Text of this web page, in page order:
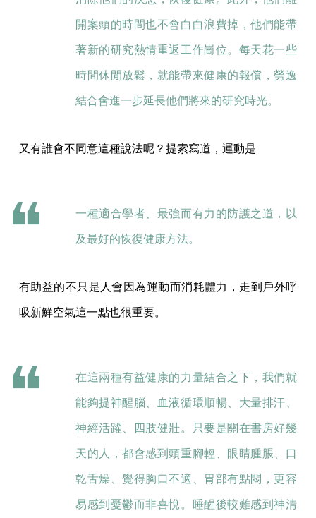
開案頭的時間也不會白白浪費掉，他們能帶
著新的研究熱情重返工作崗位。每天花一些
時間休閒放鬆，就能帶來健康的報償，勞逸
結合會進一步延長他們將來的研究時光。
又有誰會不同意這種說法呢？提索寫道，運動是
一種適合學者、最強而有力的防護之道，以
及最好的恢復健康方法。
有助益的不只是人會因為運動而消耗體力，走到戶外呼
吸新鮮空氣這一點也很重要。
在這兩種有益健康的力量結合之下，我們就
能夠提神醒腦、血液循環順暢、大量排汗、
神經活躍、四肢健壯。只要是關在書房好幾
天的人，都會感到頭重腳輕、眼睛腫脹、口
乾舌燥、覺得胸口不適、胃部有點悶，更容
易感到憂鬱而非喜悅。睡醒後較難感到神清